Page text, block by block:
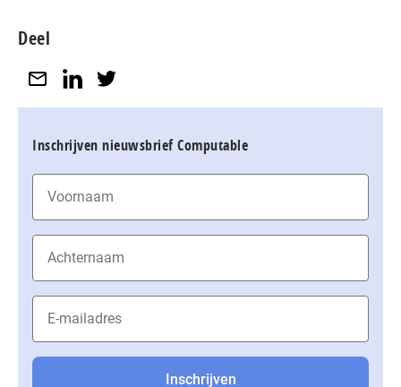
Deel
Inschrijven nieuwsbrief Computable